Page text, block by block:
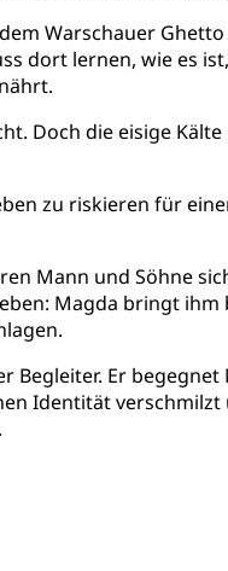
Warschauer
dort lernen, wie es
Doch die eisige
zu riskieren für
Mann und Söhne
Magda bringt ihm
Begleiter. Er begegnet
Identität verschmilzt